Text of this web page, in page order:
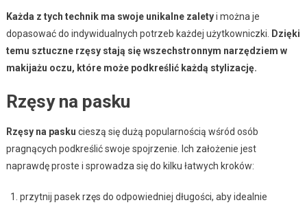
Każda z tych technik ma swoje unikalne zaletyi można je
dopasować do indywidualnych potrzeb każdej użytkowniczki.
Dzięki
temu sztuczne rzęsy stają się wszechstronnym narzędziem w
makijażu oczu, które może podkreślić każdą stylizację.
Rzęsy na pasku
Rzęsy na pasku cieszą się dużą popularnością wśród osób
pragnących podkreślić swoje spojrzenie. Ich założenie jest
naprawdę proste i sprowadza się do kilku łatwych kroków:
przytnij pasek rzęs do odpowiedniej długości, aby idealnie